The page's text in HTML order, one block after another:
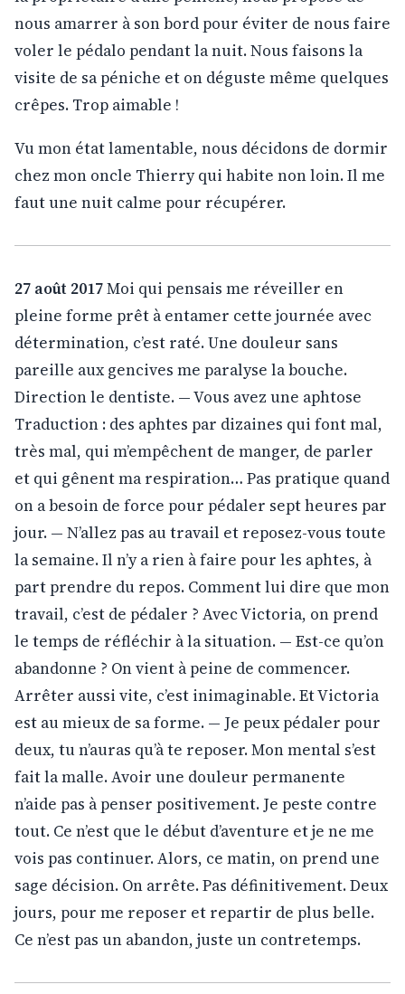
nous amarrer à son bord pour éviter de nous faire
voler le pédalo pendant la nuit. Nous faisons la
visite de sa péniche et on déguste même quelques
crêpes. Trop aimable !
Vu mon état lamentable, nous décidons de dormir
chez mon oncle Thierry qui habite non loin. Il me
faut une nuit calme pour récupérer.
27 août 2017Moi qui pensais me réveiller en
pleine forme prêt à entamer cette journée avec
détermination, c’est raté. Une douleur sans
pareille aux gencives me paralyse la bouche.
Direction le dentiste. — Vous avez une aphtose
Traduction : des aphtes par dizaines qui font mal,
très mal, qui m’empêchent de manger, de parler
et qui gênent ma respiration… Pas pratique quand
on a besoin de force pour pédaler sept heures par
jour. — N’allez pas au travail et reposez-vous toute
la semaine. Il n’y a rien à faire pour les aphtes, à
part prendre du repos. Comment lui dire que mon
travail, c’est de pédaler ? Avec Victoria, on prend
le temps de réfléchir à la situation. — Est-ce qu’on
abandonne ? On vient à peine de commencer.
Arrêter aussi vite, c’est inimaginable. Et Victoria
est au mieux de sa forme. — Je peux pédaler pour
deux, tu n’auras qu’à te reposer. Mon mental s’est
fait la malle. Avoir une douleur permanente
n’aide pas à penser positivement. Je peste contre
tout. Ce n’est que le début d’aventure et je ne me
vois pas continuer. Alors, ce matin, on prend une
sage décision. On arrête. Pas définitivement. Deux
jours, pour me reposer et repartir de plus belle.
Ce n’est pas un abandon, juste un contretemps.